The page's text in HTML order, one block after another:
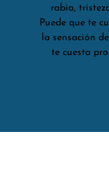
rabia,
Puede que te
la sensación
te cuesta